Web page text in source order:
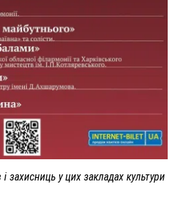
захисниць у цих закладах культури